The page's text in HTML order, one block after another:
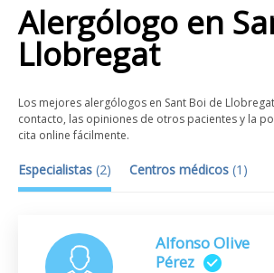
Alergólogo en
Llobregat
Los mejores alergólogos en Sant Boi de
contacto, las opiniones de otros pacientes y la
cita online fácilmente.
Especialistas (2) Centros médicos (1 )
Alfonso Olive
Pérez